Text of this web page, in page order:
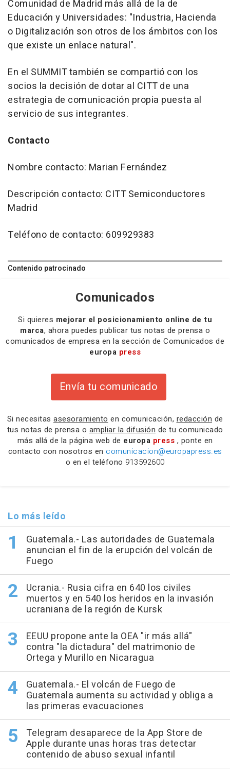
Comunidad de Madrid más allá de la de
Educación y Universidades: "Industria, Hacienda
o Digitalización son otros de los ámbitos con los
que existe un enlace natural".
En el SUMMIT también se compartió con los
socios la decisión de dotar al CITT de una
estrategia de comunicación propia puesta al
servicio de sus integrantes.
Contacto
Nombre contacto: Marian Fernández
Descripción contacto: CITT Semiconductores
Madrid
Teléfono de contacto: 609929383
Contenido patrocinado
Comunicados
Si quieres mejorar el posicionamiento online de tu
marca, ahora puedes publicar tus notas de prensa o
comunicados de empresa en la sección de Comunicados de
europa press
Envía tu comunicado
Si necesitas asesoramiento en comunicación, redacción de
tus notas de prensa o ampliar la difusión de tu comunicado
más allá de la página web de europa press , ponte en
contacto con nosotros en comunicacion@europapress.es
o en el teléfono 913592600
Lo más leído
Guatemala.- Las autoridades de Guatemala
anuncian el fin de la erupción del volcán de
Fuego
Ucrania.- Rusia cifra en 640 los civiles
muertos y en 540 los heridos en la invasión
ucraniana de la región de Kursk
EEUU propone ante la OEA "ir más allá"
contra "la dictadura" del matrimonio de
Ortega y Murillo en Nicaragua
Guatemala.- El volcán de Fuego de
Guatemala aumenta su actividad y obliga a
las primeras evacuaciones
Telegram desaparece de la App Store de
Apple durante unas horas tras detectar
contenido de abuso sexual infantil